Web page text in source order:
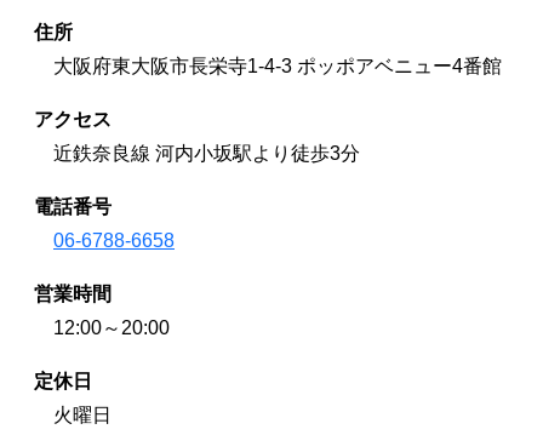
住所
大阪府東大阪市長栄寺1-4-3 ポッポアベニュー4番館
アクセス
近鉄奈良線 河内小坂駅より徒歩3分
電話番号
06-6788-6658
営業時間
12:00～20:00
定休日
火曜日